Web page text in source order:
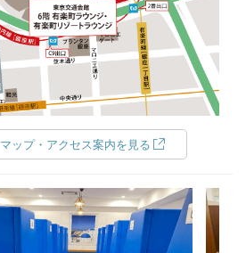
マップ・アクセス案内を見る